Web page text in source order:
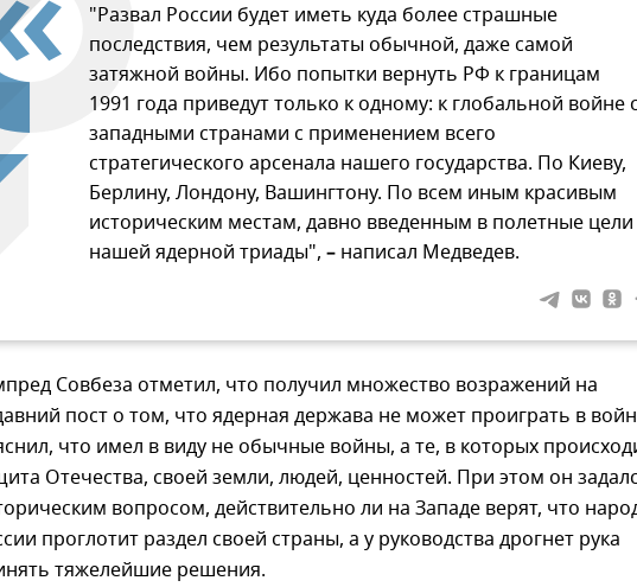
"Развал России будет иметь куда более страшные
последствия, чем результаты обычной, даже самой
затяжной войны. Ибо попытки вернуть РФ к границам
1991 года приведут только к одному: к глобальной войне
западными странами с применением всего
стратегического арсенала нашего государства. По Киеву,
Берлину, Лондону, Вашингтону. По всем иным красивым
историческим местам, давно введенным в полетные цели
нашей ядерной триады", – написал Медведев.
Совбеза отметил, что получил множество возражений на
пост о том, что ядерная держава не может проиграть в
что имел в виду не обычные войны, а те, в которых
Отечества, своей земли, людей, ценностей. При этом он
вопросом, действительно ли на Западе верят, что
проглотит раздел своей страны, а у руководства дрогнет рука
тяжелейшие решения.